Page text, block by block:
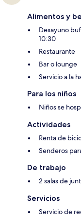
Alimentos y
Desayuno
10:30
Restaurante
Bar o lounge
Servicio a la
Para los niños
Niños se
Actividades
Renta de
Senderos
De trabajo
2 salas de
Servicios
Servicio de